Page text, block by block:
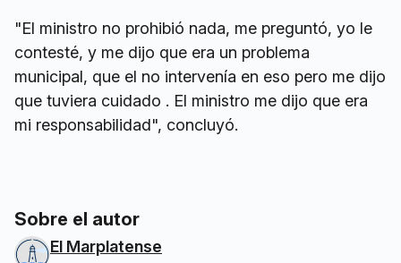
"El ministro no prohibió nada, me preguntó, yo le
contesté, y me dijo que era un problema
municipal, que el no intervenía en eso pero me dijo
que tuviera cuidado . El ministro me dijo que era
mi responsabilidad", concluyó.
Sobre el autor
El Marplatense